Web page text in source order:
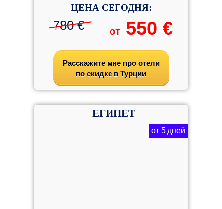
ЦЕНА СЕГОДНЯ:
780 € от 550 €
Расскажите мне про отели
по скидке в Турции
ЕГИПЕТ
от 5 дней